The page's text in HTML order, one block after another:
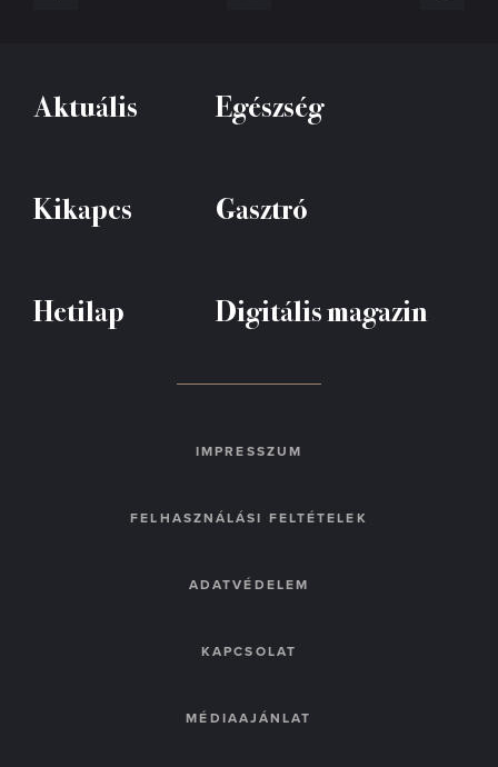
Aktuális Egészség
Kikapcs Gasztró
Hetilap Digitális magazin
IMPRESSZUM
FELHASZNÁLÁSI FELTÉTELEK
ADATVÉDELEM
KAPCSOLAT
MÉDIAAJÁNLAT